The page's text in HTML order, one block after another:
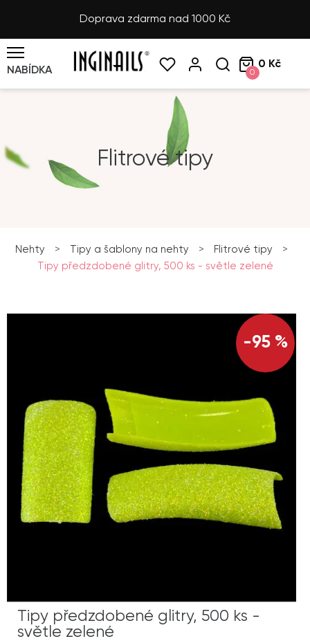
Doprava zdarma nad 1000 Kč
NABÍDKA 0
0 Kč
Flitrové tipy
Nehty > Tipy a šablony na nehty > Flitrové tipy
>
Tipy předzdobené glitry, 500 ks - světle zelené
-95 %
Tipy předzdobené glitry, 500 ks -
světle zelené